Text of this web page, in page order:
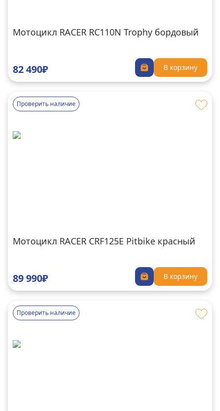
Мотоцикл RACER RC110N Trophy бордовый
82 490₽ В корзину
Проверить наличие
Мотоцикл RACER CRF125E Pitbike красный
89 990₽ В корзину
Проверить наличие